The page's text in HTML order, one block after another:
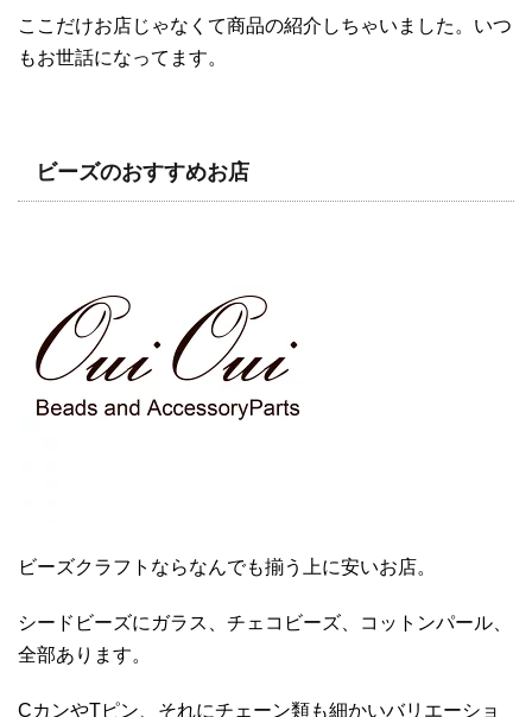
ここだけお店じゃなくて商品の紹介しちゃいました。いつ
もお世話になってます。
ビーズのおすすめお店
ビーズクラフトならなんでも揃う上に安いお店。
シードビーズにガラス、チェコビーズ、コットンパール、
全部あります。
CカンやTピン、それにチェーン類も細かいバリエーショ